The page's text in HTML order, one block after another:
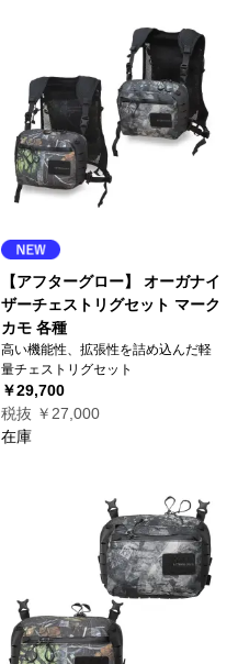
【アフターグロー】 オーガナイ
ザーチェストリグセット マーク
カモ 各種
高い機能性、拡張性を詰め込んだ軽
量チェストリグセット
￥29,700
税抜 ￥27,000
在庫